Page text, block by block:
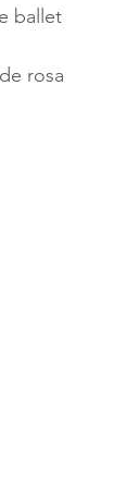
ballet
rosa